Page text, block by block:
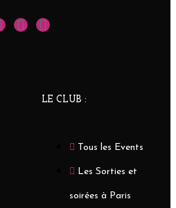
LE CLUB :
Tous les Events
Les Sorties et
soirées à Paris